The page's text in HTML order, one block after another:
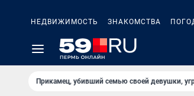
НЕДВИЖИМОСТЬ ЗНАКОМСТВА
Прикамец, убивший семью своей девушки,